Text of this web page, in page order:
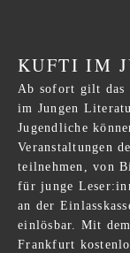
KUFTI IM
Ab sofort gilt
im Jungen
Jugendliche
Veranstaltungen
teilnehmen, von
für junge
an der
einlösbar. Mit
Frankfurt